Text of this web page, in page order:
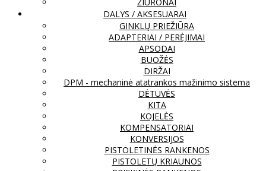
DALYS / AKSESUARAI
GINKLŲ PRIEŽIŪRA
ADAPTERIAI / PERĖJIMAI
APSODAI
BUOŽĖS
DIRŽAI
DPM - mechaninė atatrankos mažinimo sistema
DĖTUVĖS
KITA
KOJELĖS
KOMPENSATORIAI
KONVERSIJOS
PISTOLETINĖS RANKENOS
PISTOLETŲ KRIAUNOS